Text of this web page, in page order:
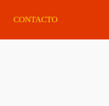
CONTACTO